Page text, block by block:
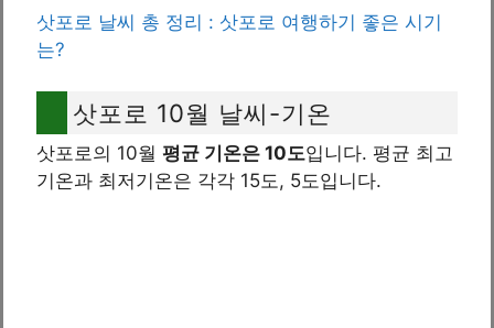
삿포로 날씨 총 정리 : 삿포로 여행하기 좋은 시기
는?
삿포로 10월 날씨-기온
삿포로의 10월 평균 기온은 10도입니다. 평균 최고
기온과 최저기온은 각각 15도, 5도입니다.